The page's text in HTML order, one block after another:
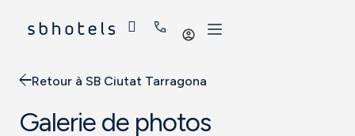
Se
Retour à SB Ciutat Tarragona
Galerie de photos